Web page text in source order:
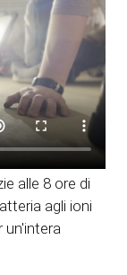
alle 8 ore di
agli ioni
un'intera